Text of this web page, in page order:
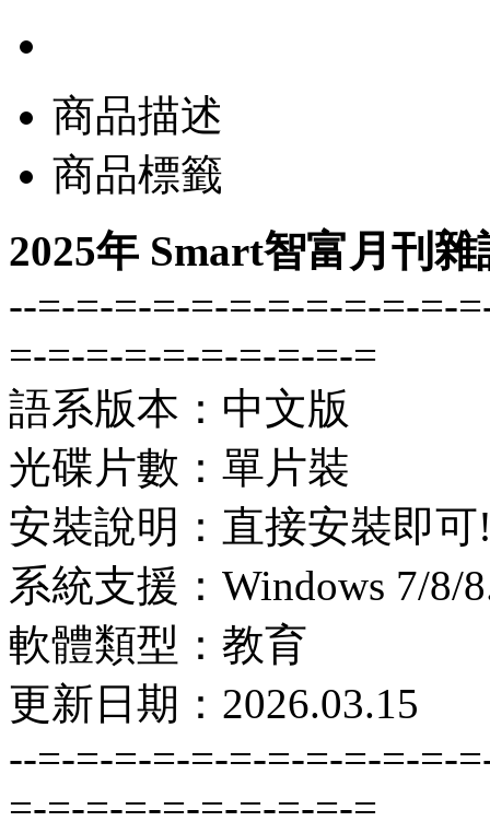
商品描述
商品標籤
2025年 Smart智富月刊
--=-=-=-=-=-=-=-=-=-=-=-
=-=-=-=-=-=-=-=-=-=
語系版本：中文版
光碟片數：單片裝
安裝說明：直接安裝即可
系統支援：Windows 7/8/
軟體類型：教育
更新日期：2026.03.15
--=-=-=-=-=-=-=-=-=-=-=-
=-=-=-=-=-=-=-=-=-=